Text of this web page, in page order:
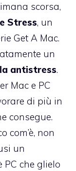
scorsa,
Stress, un
Get A Mac.
un
antistress.
Mac e PC
di più in
consegue.
com’è, non
un
PC che glielo